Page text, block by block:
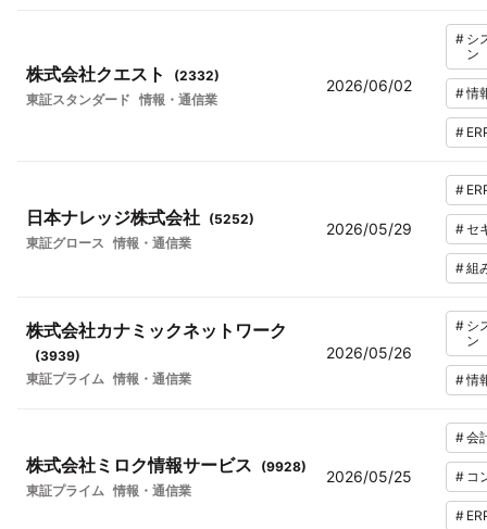
株式会社クエスト (2332)
東証スタンダード 情報・通信業
2026/06/02
# シ
ン
#情
#
日本ナレッジ株式会社 (5252)
東証グロース 情報・通信業
2026/05/29
#
#セ
#組
株式会社カナミックネットワーク
(3939)
東証プライム 情報・通信業
2026/05/26
# シ
ン
#情
株式会社ミロク情報サービス (9928)
東証プライム 情報・通信業
2026/05/25
#会
# コ
#